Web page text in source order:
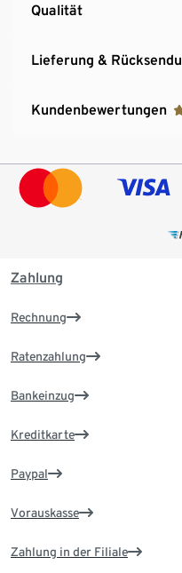
Qualität
Lieferung &
Kundenbewertungen
Zahlung
Rechnung
Ratenzahlung
Bankeinzug
Kreditkarte
Paypal
Vorauskasse
Zahlung in der Filiale